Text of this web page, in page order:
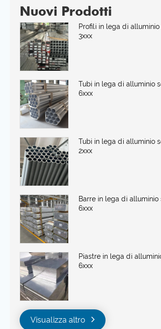
Nuovi Prodotti
Profili in lega di alluminio
3xxx
Tubi in lega di alluminio
6xxx
Tubi in lega di alluminio
2xxx
Barre in lega di alluminio
6xxx
Piastre in lega di
6xxx
Visualizza altro